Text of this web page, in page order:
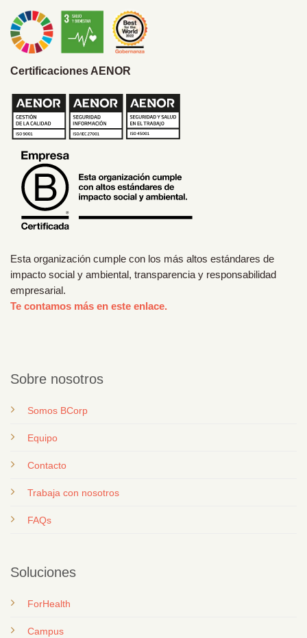
Certificaciones AENOR
Esta organización cumple con los más altos estándares de
impacto social y ambiental, transparencia y responsabilidad
empresarial.
Te contamos más en este enlace.
Sobre nosotros
Somos BCorp
Equipo
Contacto
Trabaja con nosotros
FAQs
Soluciones
ForHealth
Campus